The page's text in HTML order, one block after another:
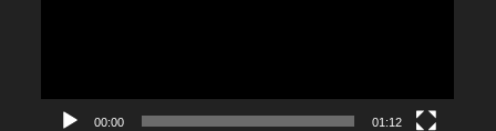
00:00 01:12